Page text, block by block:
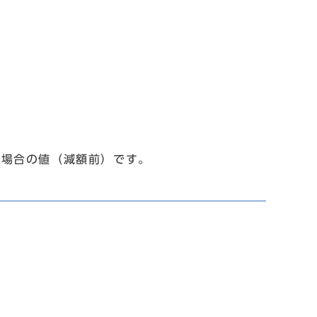
合の値（減額前）です。